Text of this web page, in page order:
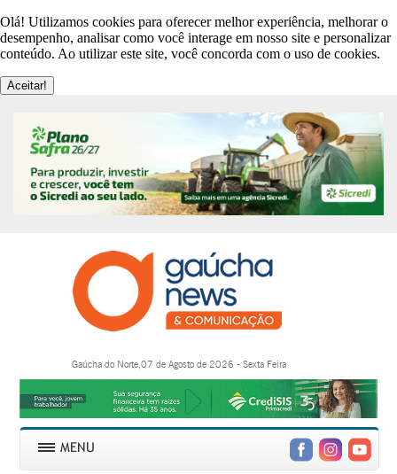
Olá! Utilizamos cookies para oferecer melhor experiência, melhorar o
desempenho, analisar como você interage em nosso site e personalizar
conteúdo. Ao utilizar este site, você concorda com o uso de cookies.
Aceitar!
Gaúcha do Norte,07 de Agosto de 2026 - Sexta Feira